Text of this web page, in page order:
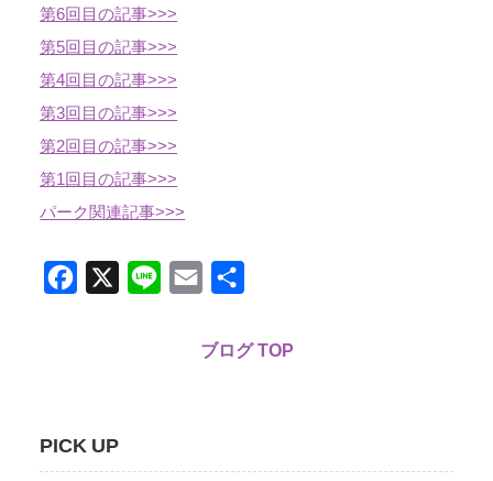
第6回目の記事>>>
第5回目の記事>>>
第4回目の記事>>>
第3回目の記事>>>
第2回目の記事>>>
第1回目の記事>>>
パーク関連記事>>>
Facebook
X Line Email
ブログ TOP
PICK UP